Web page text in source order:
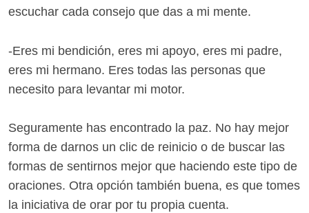
escuchar cada consejo que das a mi mente.
-Eres mi bendición, eres mi apoyo, eres mi padre,
eres mi hermano. Eres todas las personas que
necesito para levantar mi motor.
Seguramente has encontrado la paz. No hay mejor
forma de darnos un clic de reinicio o de buscar las
formas de sentirnos mejor que haciendo este tipo de
oraciones. Otra opción también buena, es que tomes
la iniciativa de orar por tu propia cuenta.